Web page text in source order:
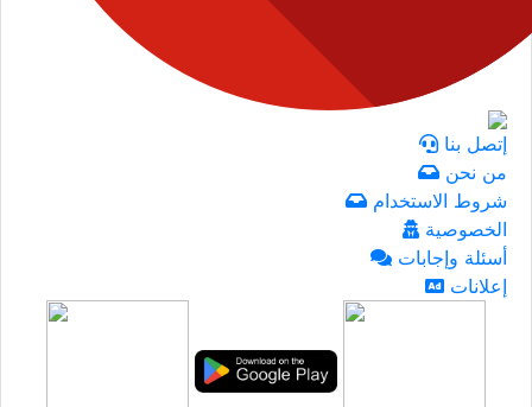
إتصل بنا
من نحن
شروط الاستخدام
الخصوصية
أسئلة وإجابات
إعلانات